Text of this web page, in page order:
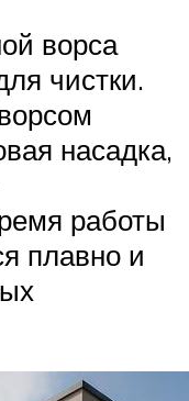
ворса
чистки.
насадка,
работы
плавно и